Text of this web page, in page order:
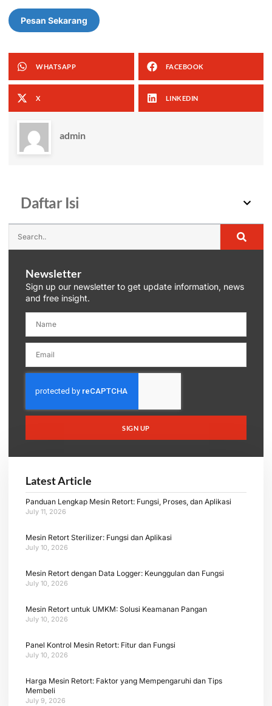
Pesan Sekarang
WHATSAPP FACEBOOK
X LINKEDIN
admin
Daftar Isi
Newsletter
Sign up our newsletter to get update information, news
and free insight.
SIGN UP
Latest Article
Panduan Lengkap Mesin Retort: Fungsi, Proses, dan Aplikasi
July 11, 2026
Mesin Retort Sterilizer: Fungsi dan Aplikasi
July 10, 2026
Mesin Retort dengan Data Logger: Keunggulan dan Fungsi
July 10, 2026
Mesin Retort untuk UMKM: Solusi Keamanan Pangan
July 10, 2026
Panel Kontrol Mesin Retort: Fitur dan Fungsi
July 10, 2026
Harga Mesin Retort: Faktor yang Mempengaruhi dan Tips
Membeli
July 9, 2026